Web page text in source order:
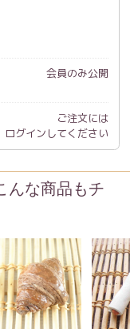
会員のみ公開
ご注文には
ログイン してください
んな商品もチ